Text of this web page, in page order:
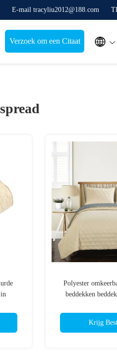
E-mail tracyliu2012@188.com
Verzoek om een Citaat 
Polyester
beddekken
Krijg